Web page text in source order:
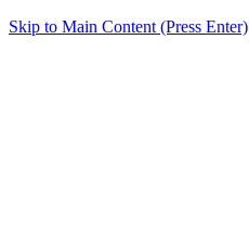
Skip to Main Content (Press Enter)